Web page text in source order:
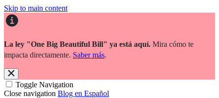
Skip to main content
La ley "One Big Beautiful Bill" ya está aquí. Mira cómo te
impacta directamente. Saber más.
Toggle Navigation
Close navigation Blog en Español